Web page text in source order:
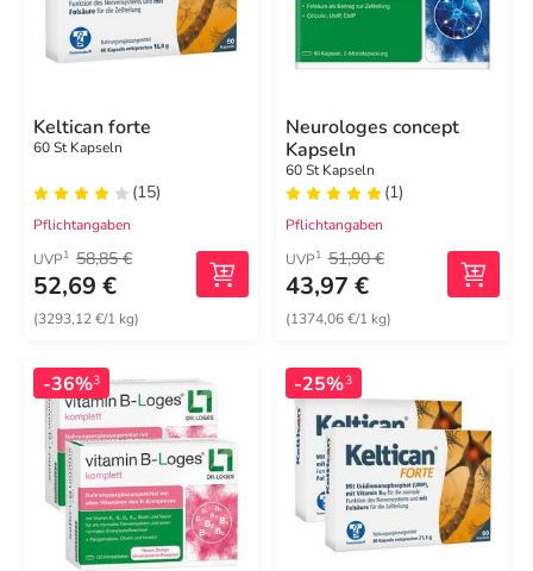
Keltican forte
60 St Kapseln
(15)
Pflichtangaben
UVP1 58,85 €
52,69 €
(3293,12 €/1 kg)
Neurologes concept
Kapseln
60 St Kapseln
(1)
Pflichtangaben
UVP1 51,90 €
43,97 €
(1374,06 €/1 kg)
-36%3 -25%3